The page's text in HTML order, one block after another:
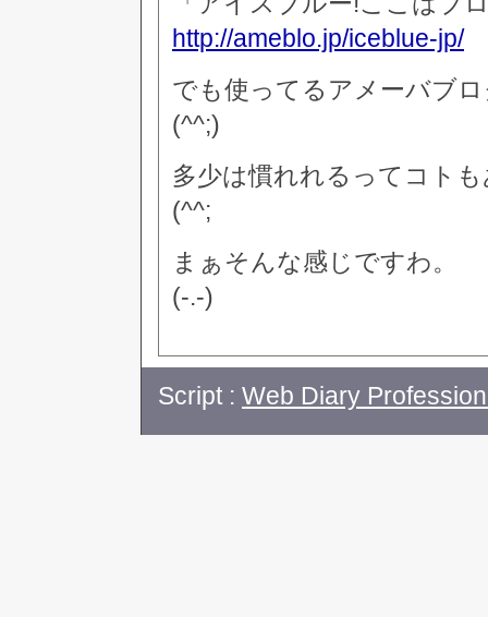
http://ameblo.jp/iceblue-jp/
でも使ってるアメーバブ
(^^;)
多少は慣れれるってコト
(^^;
まぁそんな感じですわ。
(-.-)
Script : Web Diary